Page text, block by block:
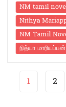
அனஸ்தீசியா
மிதக்க
அந்த
Continue
NM tamil
Nithya
NM Tamil
நித்யா
Page
1 2